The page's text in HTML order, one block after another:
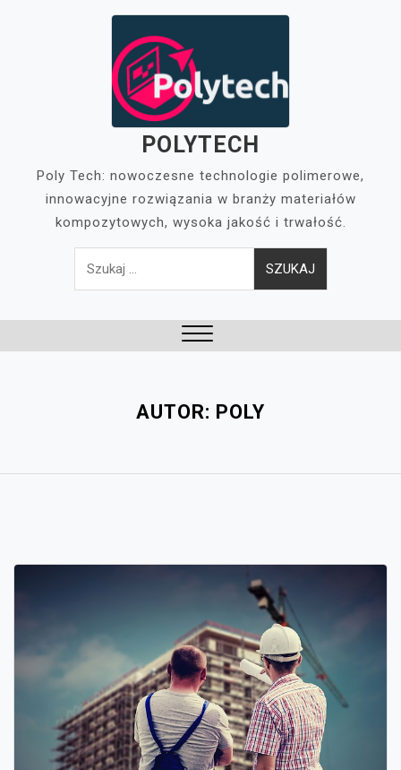
POLYTECH
Poly Tech: nowoczesne technologie polimerowe,
innowacyjne rozwiązania w branży materiałów
kompozytowych, wysoka jakość i trwałość.
Szukaj:
AUTOR: POLY